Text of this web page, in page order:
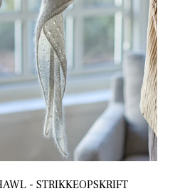
- STRIKKEOPSKRIFT